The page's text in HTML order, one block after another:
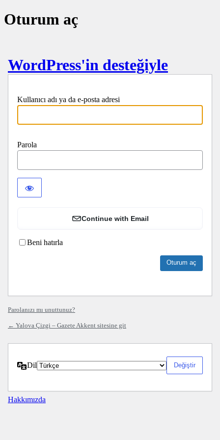
Oturum aç
WordPress'in desteğiyle
Kullanıcı adı ya da e-posta adresi
Parola
Continue with Email
Beni hatırla
Parolanızı mı unuttunuz?
← Yalova Çizgi – Gazete Akkent sitesine git
Dil
Hakkımızda